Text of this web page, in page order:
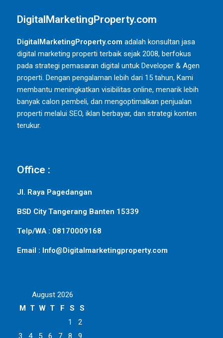
DigitalMarketingProperty.com
DigitalMarketingProperty.com adalah konsultan jasa
digital marketing properti terbaik sejak 2008, berfokus
pada strategi pemasaran digital untuk Developer & Agen
properti. Dengan pengalaman lebih dari 15 tahun, Kami
membantu meningkatkan visibilitas online, menarik lebih
banyak calon pembeli, dan mengoptimalkan penjualan
properti melalui SEO, iklan berbayar, dan strategi konten
terukur.
Office :
Jl. Raya Pagedangan
BSD City Tangerang Banten 15339
Telp/WA : 08170009168
Email : Info@Digitalmarketingproperty.com
August 2026
M T W T F S
S
1
2
3
4 5 6 7 8
9